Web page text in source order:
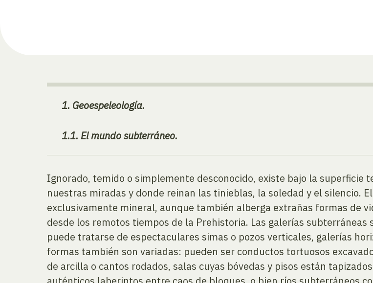
1. Geoespeleología.
1.1. El mundo subterráneo.
Ignorado, temido o simplemente desconocido, existe bajo la
nuestras miradas y donde reinan las tinieblas, la soledad y el silencio.
exclusivamente mineral, aunque también alberga extrañas formas de
desde los remotos tiempos de la Prehistoria. Las galerías
puede tratarse de espectaculares simas o pozos verticales, galerías
formas también son variadas: pueden ser conductos tortuosos
de arcilla o cantos rodados, salas cuyas bóvedas y pisos están